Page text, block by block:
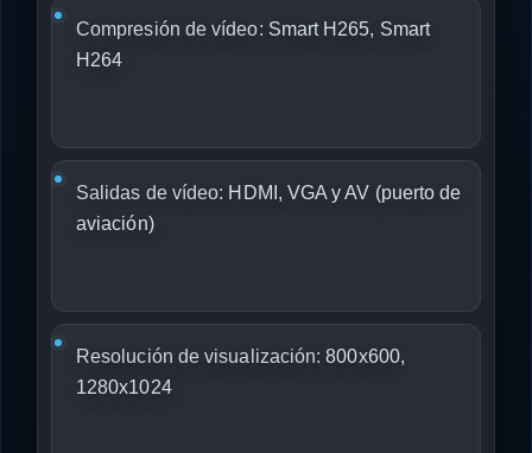
Compresión de vídeo: Smart H265, Smart
H264
Salidas de vídeo: HDMI, VGA y AV (puerto de
aviación)
Resolución de visualización: 800x600,
1280x1024